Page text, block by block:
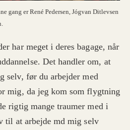
gang er René Pedersen, Jógvan Ditlevsen
har meget i deres bagage, når
Det handler om, at
selv, før du arbejder med
mig, da jeg kom som flygtning
rigtig mange traumer med i
til at arbejde md mig selv